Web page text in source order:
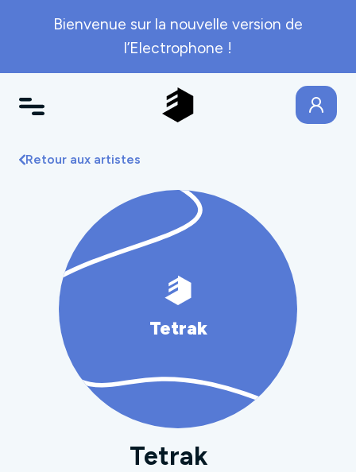
Bienvenue sur la nouvelle version de
l’Electrophone !
Retour aux artistes
Tetrak
Tetrak